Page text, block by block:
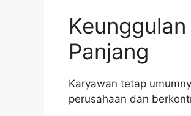
Panjang
Karyawan tetap
perusahaan dan